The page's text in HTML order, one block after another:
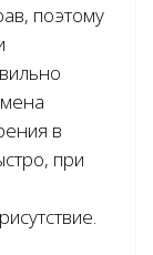
поэтому
в
при